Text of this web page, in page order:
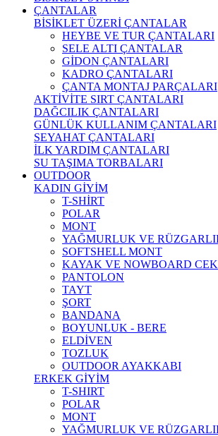
ÇANTALAR
BİSİKLET ÜZERİ ÇANTALAR
HEYBE VE TUR ÇANTALARI
SELE ALTI ÇANTALAR
GİDON ÇANTALARI
KADRO ÇANTALARI
ÇANTA MONTAJ PARÇALARI
AKTİVİTE SIRT ÇANTALARI
DAĞCILIK ÇANTALARI
GÜNLÜK KULLANIM ÇANTALARI
SEYAHAT ÇANTALARI
İLK YARDIM ÇANTALARI
SU TAŞIMA TORBALARI
OUTDOOR
KADIN GİYİM
T-SHİRT
POLAR
MONT
YAĞMURLUK VE
SOFTSHELL MONT
KAYAK VE NOWBOARD
PANTOLON
TAYT
ŞORT
BANDANA
BOYUNLUK - BERE
ELDİVEN
TOZLUK
OUTDOOR AYAKKABI
ERKEK GİYİM
T-SHIRT
POLAR
MONT
YAĞMURLUK VE